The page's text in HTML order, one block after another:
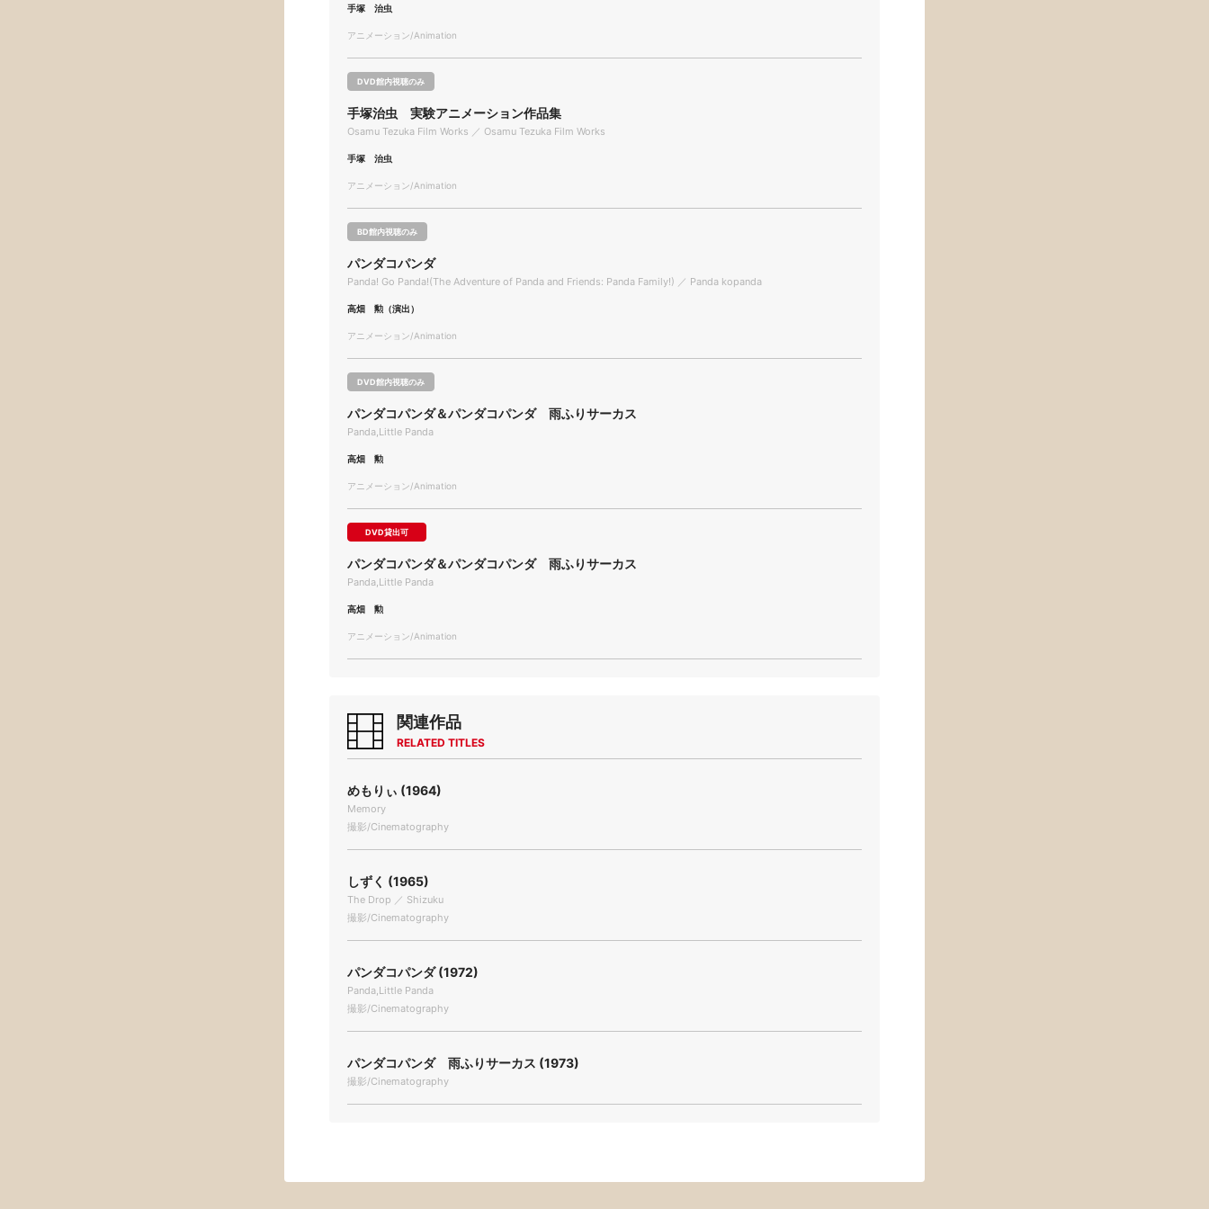
手塚 治虫
アニメーション/Animation
DVD館内視聴のみ
手塚治虫 実験アニメーション作品集
Osamu Tezuka Film Works ／ Osamu Tezuka Film Works
手塚 治虫
アニメーション/Animation
BD館内視聴のみ
パンダコパンダ
Panda! Go Panda!(The Adventure of Panda and Friends: Panda Family!) ／ Panda kopanda
高畑 勲（演出）
アニメーション/Animation
DVD館内視聴のみ
パンダコパンダ＆パンダコパンダ 雨ふりサーカス
Panda,Little Panda
高畑 勲
アニメーション/Animation
DVD貸出可
パンダコパンダ＆パンダコパンダ 雨ふりサーカス
Panda,Little Panda
高畑 勲
アニメーション/Animation
関連作品
RELATED TITLES
めもりぃ (1964)
Memory
撮影/Cinematography
しずく (1965)
The Drop ／ Shizuku
撮影/Cinematography
パンダコパンダ (1972)
Panda,Little Panda
撮影/Cinematography
パンダコパンダ 雨ふりサーカス (1973)
撮影/Cinematography